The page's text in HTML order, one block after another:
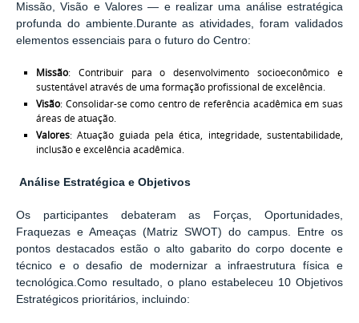
Missão, Visão e Valores — e realizar uma análise estratégica
profunda do ambiente.Durante as atividades, foram validados
elementos essenciais para o futuro do Centro:
Missão: Contribuir para o desenvolvimento socioeconômico e
sustentável através de uma formação profissional de excelência.
Visão: Consolidar-se como centro de referência acadêmica em suas
áreas de atuação.
Valores: Atuação guiada pela ética, integridade, sustentabilidade,
inclusão e excelência acadêmica.
Análise Estratégica e Objetivos
Os participantes debateram as Forças, Oportunidades,
Fraquezas e Ameaças (Matriz SWOT) do campus. Entre os
pontos destacados estão o alto gabarito do corpo docente e
técnico e o desafio de modernizar a infraestrutura física e
tecnológica.Como resultado, o plano estabeleceu 10 Objetivos
Estratégicos prioritários, incluindo: